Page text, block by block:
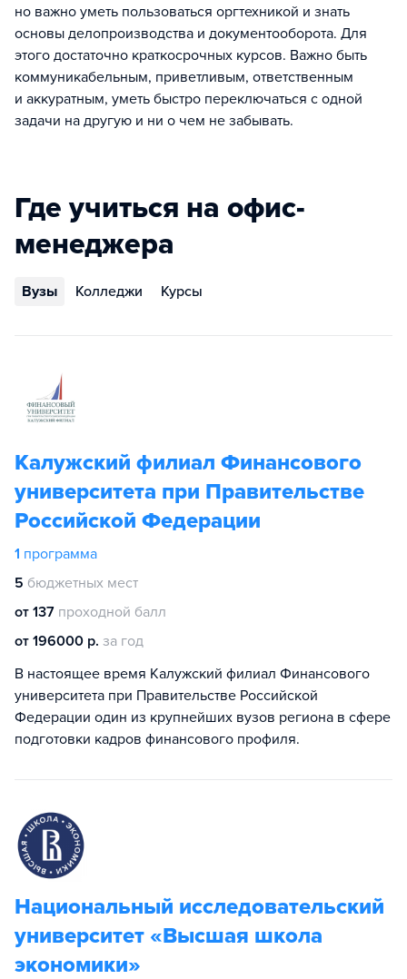
но важно уметь пользоваться оргтехникой и знать
основы делопроизводства и документооборота. Для
этого достаточно краткосрочных курсов. Важно быть
коммуникабельным, приветливым, ответственным
и аккуратным, уметь быстро переключаться с одной
задачи на другую и ни о чем не забывать.
Где учиться на офис-
менеджера
Вузы Колледжи Курсы
Калужский филиал Финансового
университета при Правительстве
Российской Федерации
1 программа
5 бюджетных мест
от 137 проходной балл
от 196000 р. за год
В настоящее время Калужский филиал Финансового
университета при Правительстве Российской
Федерации один из крупнейших вузов региона в сфере
подготовки кадров финансового профиля.
Национальный исследовательский
университет «Высшая школа
экономики»